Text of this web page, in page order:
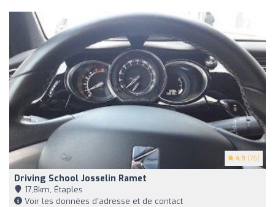
4.9 (76)
Driving School Josselin Ramet
17,8km, Étaples
Voir les données d'adresse et de contact